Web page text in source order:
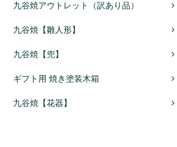
九谷焼アウトレット（訳あり品）
九谷焼【雛人形】
九谷焼【兜】
ギフト用 焼き塗装木箱
九谷焼【花器】